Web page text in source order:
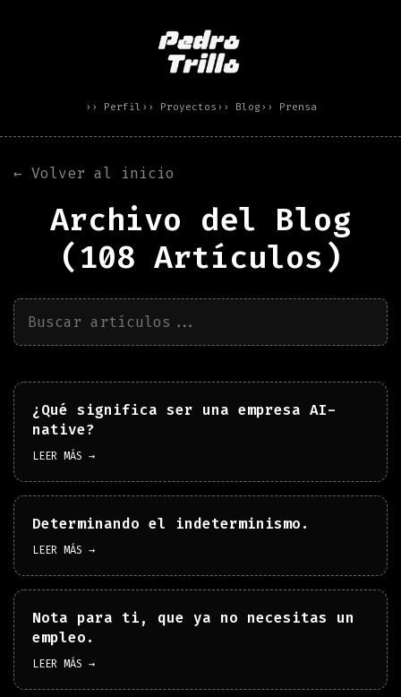
›› Perfil ›› Proyectos ›› Blog ›› Prensa
← Volver al inicio
Archivo del Blog
(108 Artículos)
¿Qué significa ser una empresa AI-
native?
LEER MÁS →
Determinando el indeterminismo.
LEER MÁS →
Nota para ti, que ya no necesitas un
empleo.
LEER MÁS →